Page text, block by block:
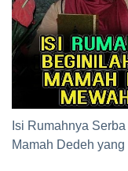
Isi Rumahnya
Mamah Dedeh